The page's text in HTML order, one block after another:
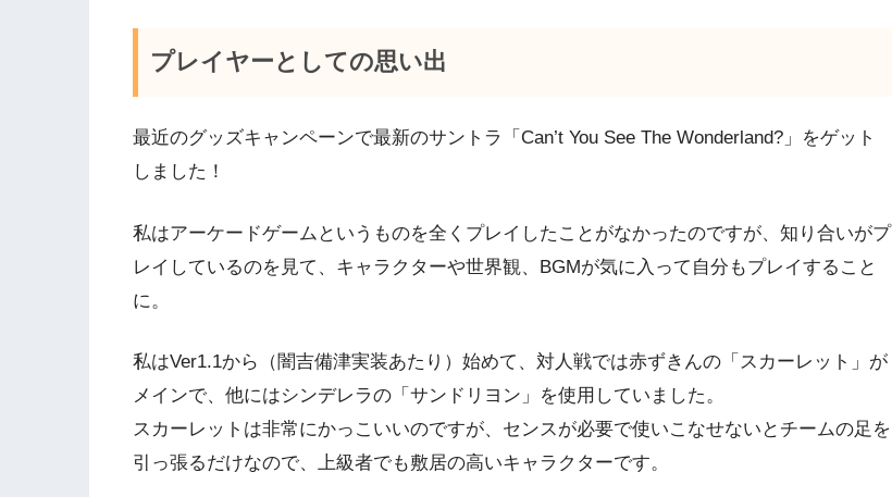
プレイヤーとしての思い出
最近のグッズキャンペーンで最新のサントラ「Can’t You See The Wonderland?」をゲット
しました！
私はアーケードゲームというものを全くプレイしたことがなかったのですが、知り合いがプ
レイしているのを見て、キャラクターや世界観、BGMが気に入って自分もプレイすること
に。
私はVer1.1から（闇吉備津実装あたり）始めて、対人戦では赤ずきんの「スカーレット」が
メインで、他にはシンデレラの「サンドリヨン」を使用していました。
スカーレットは非常にかっこいいのですが、センスが必要で使いこなせないとチームの足を
引っ張るだけなので、上級者でも敷居の高いキャラクターです。